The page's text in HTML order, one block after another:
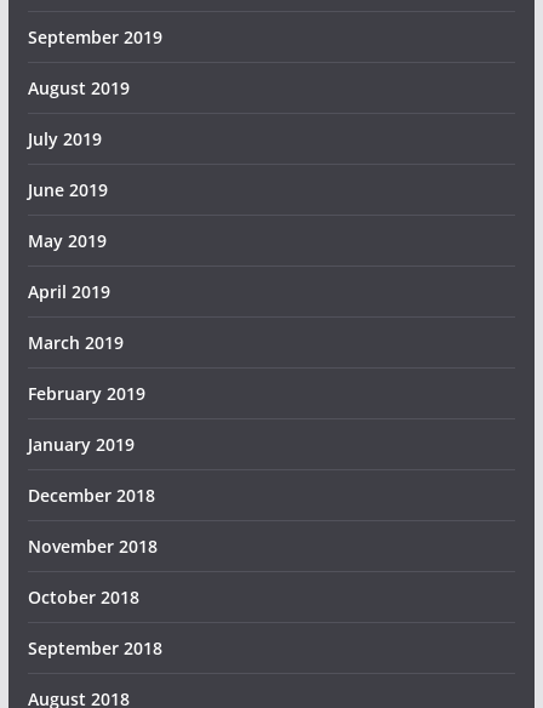
September 2019
August 2019
July 2019
June 2019
May 2019
April 2019
March 2019
February 2019
January 2019
December 2018
November 2018
October 2018
September 2018
August 2018